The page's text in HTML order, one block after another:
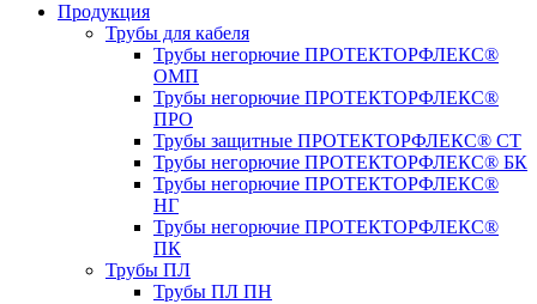
Продукция
Трубы для кабеля
Трубы негорючие ПРОТЕКТОРФЛЕКС®
ОМП
Трубы негорючие ПРОТЕКТОРФЛЕКС®
ПРО
Трубы защитные ПРОТЕКТОРФЛЕКС® СТ
Трубы негорючие ПРОТЕКТОРФЛЕКС® БК
Трубы негорючие ПРОТЕКТОРФЛЕКС®
НГ
Трубы негорючие ПРОТЕКТОРФЛЕКС®
ПК
Трубы ПЛ
Трубы ПЛ ПН